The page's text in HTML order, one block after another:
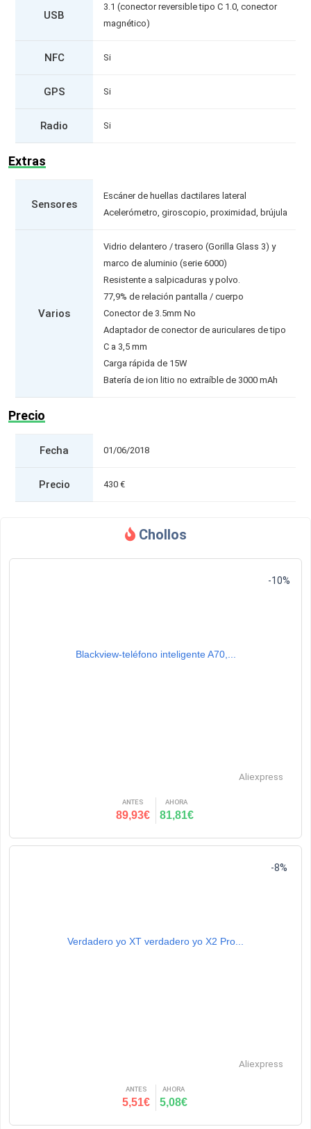
USB
3.1 (conector reversible tipo C 1.0, conector
magnético)
NFC Si
GPS Si
Radio Si
Extras
Sensores
Escáner de huellas dactilares lateral
Acelerómetro, giroscopio, proximidad, brújula
Varios
Vidrio delantero / trasero (Gorilla Glass 3) y
marco de aluminio (serie 6000)
Resistente a salpicaduras y polvo.
77,9% de relación pantalla / cuerpo
Conector de 3.5mm No
Adaptador de conector de auriculares de tipo
C a 3,5 mm
Carga rápida de 15W
Batería de ion litio no extraíble de 3000 mAh
Precio
Fecha 01/06/2018
Precio 430 €
Chollos
Blackview-teléfono inteligente A70,...
Aliexpress
ANTES
89,93€
AHORA
81,81€
-10%
Verdadero yo XT verdadero yo X2 Pro...
Aliexpress
ANTES
5,51€
AHORA
5,08€
-8%